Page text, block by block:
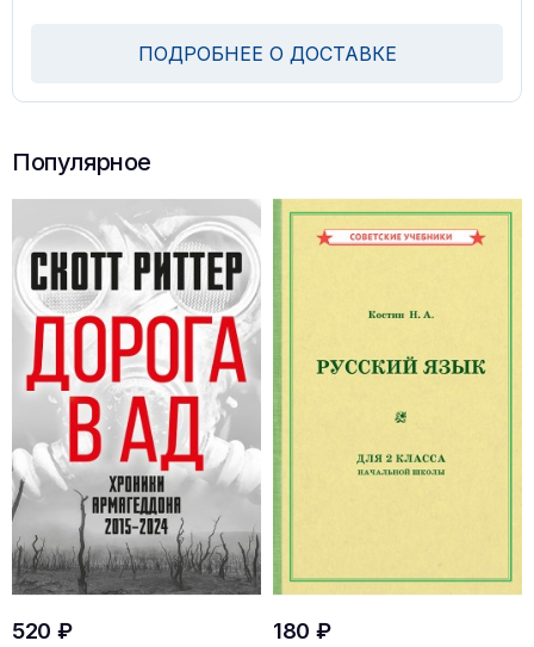
ПОДРОБНЕЕ О ДОСТАВКЕ
Популярное
520 ₽ 180 ₽